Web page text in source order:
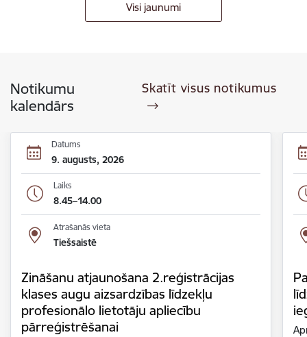
Visi jaunumi
Notikumu
kalendārs
Skatīt visus notikumus
Datums
9. augusts, 2026
Laiks
8.45–14.00
Atrašanās vieta
Tiešsaistē
Zināšanu atjaunošana 2.reģistrācijas
klases augu aizsardzības līdzekļu
profesionālo lietotāju apliecību
pārreģistrēšanai